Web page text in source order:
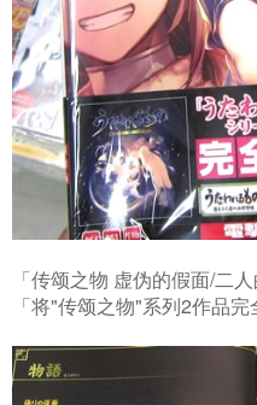
「传颂之物 虚伪的假面/二
「将"传颂之物"系列2作品完